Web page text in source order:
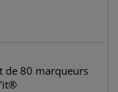
de 80 marqueurs